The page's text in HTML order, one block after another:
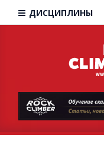
ДИСЦИПЛИНЫ